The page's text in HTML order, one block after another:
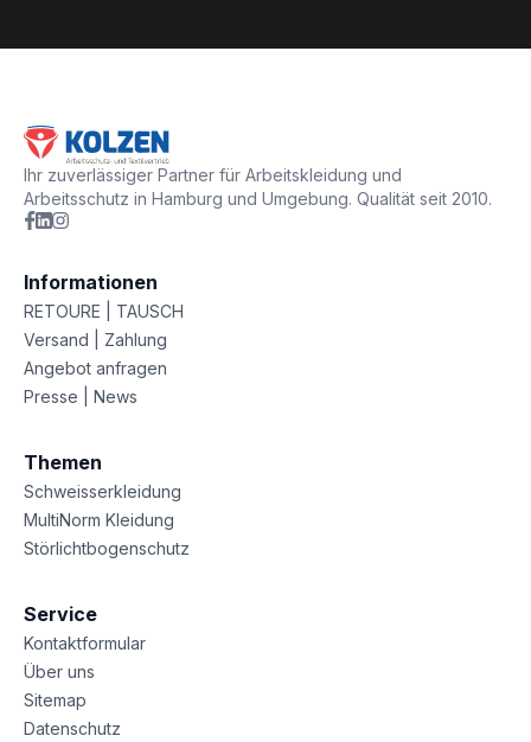
Ihr zuverlässiger Partner für Arbeitskleidung und
Arbeitsschutz in Hamburg und Umgebung. Qualität seit 2010.
Informationen
RETOURE | TAUSCH
Versand | Zahlung
Angebot anfragen
Presse | News
Themen
Schweisserkleidung
MultiNorm Kleidung
Störlichtbogenschutz
Service
Kontaktformular
Über uns
Sitemap
Datenschutz